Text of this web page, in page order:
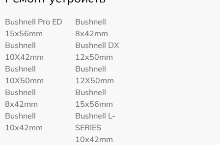
Bushnell Pro ED
15x56mm
Bushnell
8x42mm
Bushnell
10X42mm
Bushnell DX
12x50mm
Bushnell
10X50mm
Bushnell
12X50mm
Bushnell
8x42mm
Bushnell
15x56mm
Bushnell
10x42mm
Bushnell L-
SERIES
10x42mm